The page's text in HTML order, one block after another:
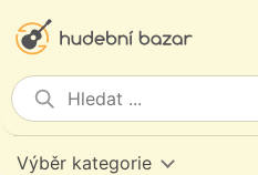
Výběr kategorie